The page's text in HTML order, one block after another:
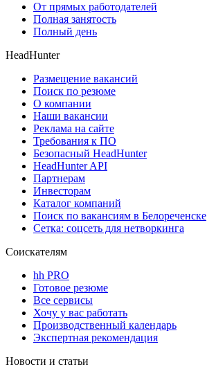
От прямых работодателей
Полная занятость
Полный день
HeadHunter
Размещение вакансий
Поиск по резюме
О компании
Наши вакансии
Реклама на сайте
Требования к ПО
Безопасный HeadHunter
HeadHunter API
Партнерам
Инвесторам
Каталог компаний
Поиск по вакансиям в Белореченске
Сетка: соцсеть для нетворкинга
Соискателям
hh PRO
Готовое резюме
Все сервисы
Хочу у вас работать
Производственный календарь
Экспертная рекомендация
Новости и статьи